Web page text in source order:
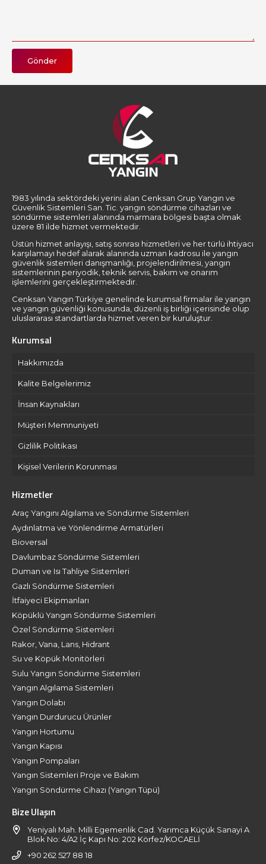
Gönder
1983 yılında sektördeki yerini alan Cenksan Grup Yangın ve
Güvenlik Sistemleri San. Tic. yangın söndürme cihazları ve
söndürme sistemleri alanında marmara bölgesi başta olmak
üzere 81 ilde hizmet vermektedir.
Üstün hizmet anlayışı, satış sonrası hizmetleri ve her türlü ihtiyacı
karşılamayı hedef alarak alanında uzman kadrosu ile yangın
güvenlik sistemleri danışmanlığı, projelendirilmesi, yangın
sistemlerinin periyodik, teknik servis, bakım ve onarım
işlemlerini gerçekleştirmektedir.
Cenksan Yangın Türkiye genelinde kurumsal firmalar ile yangın
ve yangın güvenliği konusunda, düzenli iş birliği içerisinde olup
uluslararası standartlarda hizmet veren bir kuruluştur.
Kurumsal
Hakkımızda
Kalite Belgelerimiz
İnsan Kaynakları
Müşteri Memnuniyeti
Gizlilik Politikası
Kişisel Verilerin Korunması
Hizmetler
Araç Yangını Algılama ve Söndürme Sistemleri
Aydınlatma ve Yönlendirme Armatürleri
Bioversal
Davlumbaz Söndürme Sistemleri
Duman ve Isı Tahliye Sistemleri
Gazlı Söndürme Sistemleri
İtfaiyeci Ekipmanları
Köpüklü Yangın Söndürme Sistemleri
Özel Söndürme Sistemleri
Rakor, Vana, Lans, Hidrant
Su ve Köpük Monitörleri
Sulu Yangın Söndürme Sistemleri
Yangın Algılama Sistemleri
Yangın Dolabı
Yangın Durdurucu Ürünler
Yangın Hortumu
Yangın Kapısı
Yangın Pompaları
Yangın Sistemleri Proje ve Bakım
Yangın Söndürme Cihazı (Yangın Tüpü)
Bize Ulaşın
Yeniyalı Mah. Milli Egemenlik Cad. Yarımca Küçük Sanayi A
Blok No: 4/A2 İç Kapı No: 202 Körfez/KOCAELİ
+90 262 527 88 18